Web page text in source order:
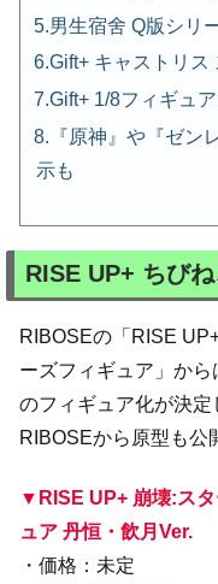
男生宿舍 Q版シリ
Gift+ キャストリス
Gift+ 1/8フィギュ
『原神』や『ゼン
示も
RISE UP+ ちび
RIBOSEの「RISE
ーズフィギュア」から
のフィギュア化が決定
RIBOSEから原型も公
▼RISE UP+ 崩壊:ス
ュア 丹恒・飲月Ver.
・価格：未定